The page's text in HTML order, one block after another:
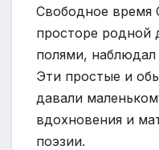
Свободное время
просторе родной
полями, наблюдал
Эти простые и
давали
вдохновения и
поэзии.